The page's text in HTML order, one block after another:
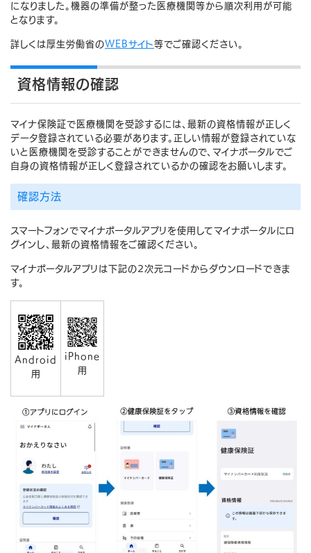
になりました。機器の準備が整った医療機関等から順次利用が可能
となります。
詳しくは厚生労働省のWEBサイト等でご確認ください。
資格情報の確認
マイナ保険証で医療機関を受診するには、最新の資格情報が正しく
データ登録されている必要があります。正しい情報が登録されていな
いと医療機関を受診することができませんので、マイナポータルでご
自身の資格情報が正しく登録されているかの確認をお願いします。
確認方法
スマートフォンでマイナポータルアプリを使用してマイナポータルにロ
グインし、最新の資格情報をご確認ください。
マイナポータルアプリは下記の2次元コードからダウンロードできま
す。
Android
用
iPhone
用